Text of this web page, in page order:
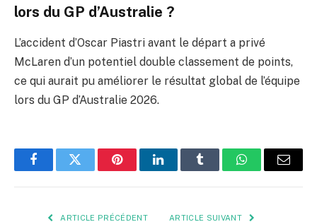
lors du GP d’Australie ?
L’accident d’Oscar Piastri avant le départ a privé
McLaren d’un potentiel double classement de points,
ce qui aurait pu améliorer le résultat global de l’équipe
lors du GP d’Australie 2026.
FacebookTwitter PinterestLinkedInTumblr WhatsApp
E-
ARTICLE PRÉCÉDENT ARTICLE SUIVANT